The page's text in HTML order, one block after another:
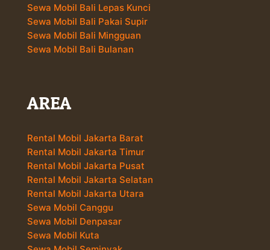
Sewa Mobil Bali Lepas Kunci
Sewa Mobil Bali Pakai Supir
Sewa Mobil Bali Mingguan
Sewa Mobil Bali Bulanan
AREA
Rental Mobil Jakarta Barat
Rental Mobil Jakarta Timur
Rental Mobil Jakarta Pusat
Rental Mobil Jakarta Selatan
Rental Mobil Jakarta Utara
Sewa Mobil Canggu
Sewa Mobil Denpasar
Sewa Mobil Kuta